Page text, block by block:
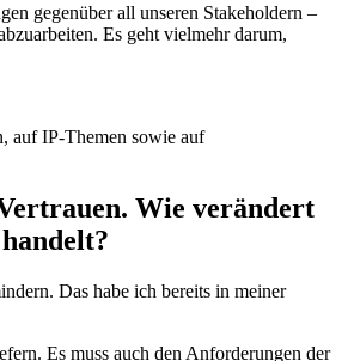
gegenüber all unseren Stakeholdern –
Es geht vielmehr darum,
auf IP-Themen sowie auf
Wie verändert
Das habe ich bereits in meiner
Es muss auch den Anforderungen der